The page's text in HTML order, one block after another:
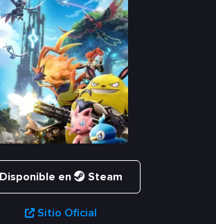
Disponible en Steam
Sitio Oficial